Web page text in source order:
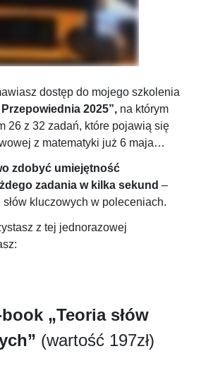
dostęp do mojego szkolenia
2025”, na którym
26 z 32 zadań, które pojawią się
z matematyki już 6 maja…
zdobyć umiejętność
zadania w kilka sekund –
kluczowych w poleceniach.
z tej jednorazowej
book „Teoria słów
(wartość 197zł)